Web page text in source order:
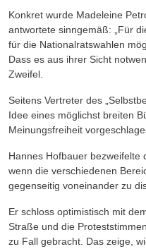
Konkret wurde Madeleine
antwortete sinngemäß: „Für
für die Nationalratswahlen
Dass es aus ihrer Sicht
Zweifel.
Seitens Vertreter des
Idee eines möglichst breiten
Meinungsfreiheit
Hannes Hofbauer bezweifelte
wenn die verschiedenen
gegenseitig voneinander zu
Er schloss optimistisch mit
Straße und die
zu Fall gebracht. Das zeige,